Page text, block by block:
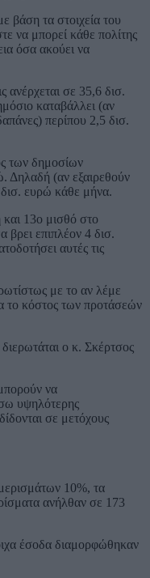
βάση τα στοιχεία του
να μπορεί κάθε πολίτης
όσα ακούει να
ανέρχεται σε 35,6 δισ.
καταβάλλει (αν
περίπου 2,5 δισ.
των δημοσίων
Δηλαδή (αν εξαιρεθούν
δισ. ευρώ κάθε μήνα.
και 13ο μισθό στο
βρει επιπλέον 4 δισ.
αυτές τις
με το αν λέμε
το κόστος των προτάσεών
ο κ. Σκέρτσος
να
υψηλότερης
σε μετόχους
10%, τα
ανήλθαν σε 173
έσοδα διαμορφώθηκαν